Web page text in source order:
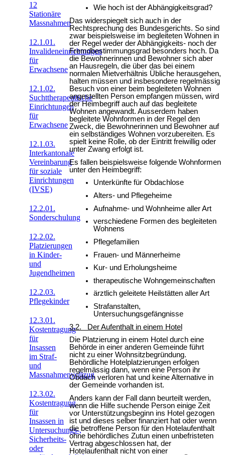
12
Stationäre
Massnahmen
12.1.01.
Invalideneinrichtungen
für
Erwachsene
12.1.02.
Suchttherapeutische
Einrichtungen
für
Erwachsene
12.1.03.
Interkantonale
Vereinbarung
für soziale
Einrichtungen
(IVSE)
12.2.01.
Sonderschulung
12.2.02.
Platzierungen
in Kinder-
und
Jugendheimen
12.2.03.
Pflegekinder
12.3.01.
Kostentragung
für
Insassen
im Straf-
und
Massnahmenvollzug
12.3.02.
Kostentragung
für
Insassen in
Untersuchungs-,
Sicherheits-
oder
Wie hoch ist der Abhängigkeitsgrad?
Das widerspiegelt sich auch in der
Rechtsprechung des Bundesgerichts. So sind
zwar beispielsweise im begleiteten Wohnen in
der Regel weder der Abhängigkeits- noch der
Fremdbestimmungsgrad besonders hoch. Da
die Bewohnerinnen und Bewohner sich aber
an Hausregeln, die über das bei einem
normalen Mietverhältnis Übliche herausgehen,
halten müssen und insbesondere regelmässig
Besuch von einer beim begleiteten Wohnen
angestellten Person empfangen müssen, wird
der Heimbegriff auch auf das begleitete
Wohnen angewandt. Ausserdem haben
begleitete Wohnformen in der Regel den
Zweck, die Bewohnerinnen und Bewohner auf
ein selbständiges Wohnen vorzubereiten. Es
spielt keine Rolle, ob der Eintritt freiwillig oder
unter Zwang erfolgt ist.
Es fallen beispielsweise folgende Wohnformen
unter den Heimbegriff:
Unterkünfte für Obdachlose
Alters- und Pflegeheime
Aufnahme- und Wohnheime aller Art
verschiedene Formen des begleiteten
Wohnens
Pflegefamilien
Frauen- und Männerheime
Kur- und Erholungsheime
therapeutische Wohngemeinschaften
ärztlich geleitete Heilstätten aller Art
Strafanstalten,
Untersuchungsgefängnisse
3.2. Der Aufenthalt in einem Hotel
Die Platzierung in einem Hotel durch eine
Behörde in einer anderen Gemeinde führt
nicht zu einer Wohnsitzbegründung.
Behördliche Hotelplatzierungen erfolgen
regelmässig dann, wenn eine Person ihr
Obdach verloren hat und keine Alternative in
der Gemeinde vorhanden ist.
Anders kann der Fall dann beurteilt werden,
wenn die Hilfe suchende Person einige Zeit
vor Unterstützungsbeginn ins Hotel gezogen
ist und dieses selber finanziert hat oder wenn
die betroffene Person für den Hotelaufenthalt
ohne behördliches Zutun einen unbefristeten
Vertrag abgeschlossen hat, der
Hotelaufenthalt nicht von einer